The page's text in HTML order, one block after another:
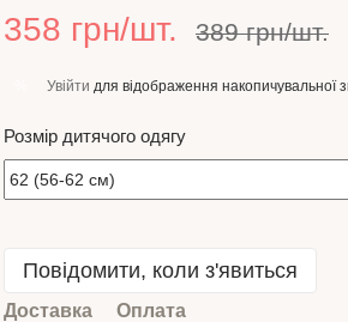
358 грн/шт. 389 грн/шт.
Увійти для відображення накопичувальної
Розмір дитячого одягу
Повідомити, коли з'явиться
Доставка Оплата